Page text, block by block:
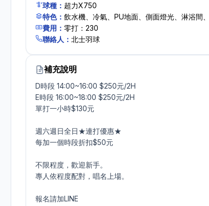
球種： 超力X750
特色： 飲水機、冷氣、PU地面、側面燈光、淋浴間
費用： 零打：230
聯絡人： 北士羽球
補充說明
D時段 14:00~16:00 $250元/2H
E時段 16:00~18:00 $250元/2H
單打一小時$130元
週六週日全日★連打優惠★
每加一個時段折扣$50元
不限程度，歡迎新手。
專人依程度配對，唱名上場。
報名請加LINE